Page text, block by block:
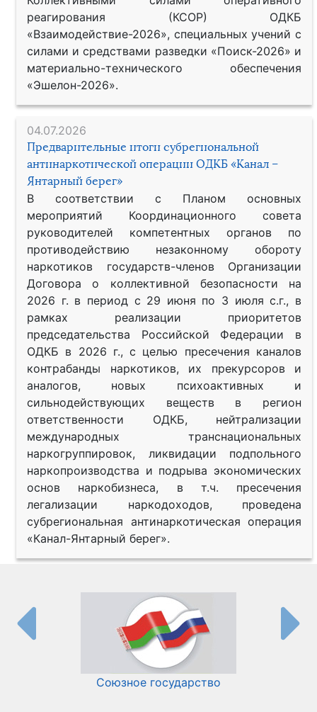
реагирования (КСОР) ОДКБ
«Взаимодействие-2026», специальных учений с
силами и средствами разведки «Поиск-2026» и
материально-технического обеспечения
«Эшелон-2026».
04.07.2026
Предварительные итоги субрегиональной
антинаркотической операции ОДКБ «Канал –
Янтарный берег»
В соответствии с Планом основных
мероприятий Координационного совета
руководителей компетентных органов по
противодействию незаконному обороту
наркотиков государств-членов Организации
Договора о коллективной безопасности на
2026 г. в период с 29 июня по 3 июля с.г., в
рамках реализации приоритетов
председательства Российской Федерации в
ОДКБ в 2026 г., с целью пресечения каналов
контрабанды наркотиков, их прекурсоров и
аналогов, новых психоактивных и
сильнодействующих веществ в регион
ответственности ОДКБ, нейтрализации
международных транснациональных
наркогруппировок, ликвидации подпольного
наркопроизводства и подрыва экономических
основ наркобизнеса, в т.ч. пресечения
легализации наркодоходов, проведена
субрегиональная антинаркотическая операция
«Канал-Янтарный берег».
Союзное государство